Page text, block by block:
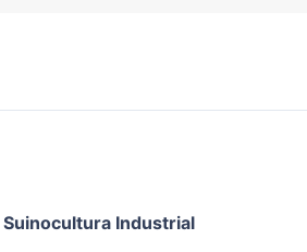
Suinocultura Industrial